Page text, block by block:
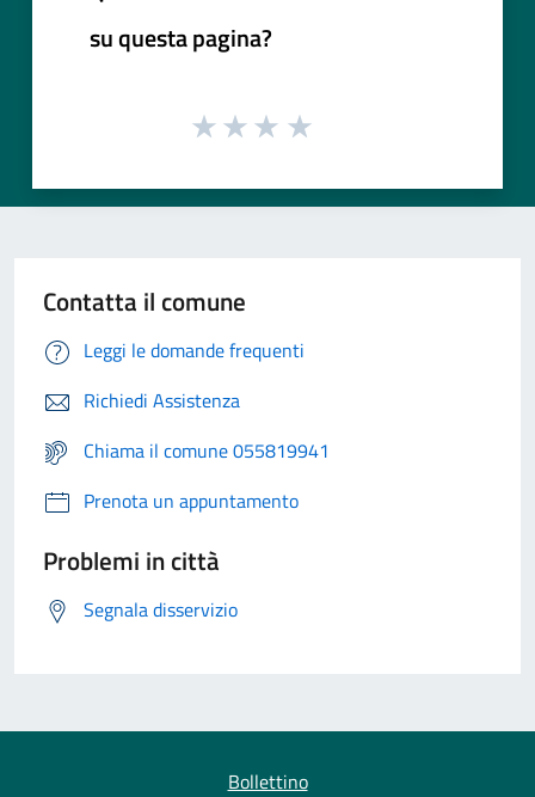
su questa pagina?
Contatta il comune
Leggi le domande frequenti
Richiedi Assistenza
Chiama il comune 055819941
Prenota un appuntamento
Problemi in città
Segnala disservizio
Bollettino